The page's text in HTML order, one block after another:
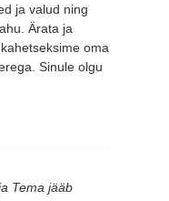
ja valud ning
Ärata ja
oma
Sinule olgu
Tema jääb